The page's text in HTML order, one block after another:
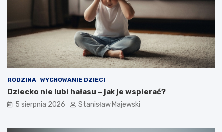
RODZINA WYCHOWANIE DZIECI
Dziecko nie lubi hałasu – jak je wspierać?
5 sierpnia 2026 Stanisław Majewski